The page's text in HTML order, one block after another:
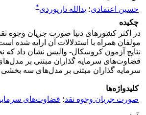
حسین اعتمادی؛ یدالله تاریوردی*
چکیده
در اکثر کشورهای دنیا صورت جریان وجوه
مولفان همراه با استدلالات آن ارایه شده
نتایج آزمون‌ کروسکال- والیس نشان داد که
قضاوت‌های سرمایه گذاران مبتنی بر
سرمایه گذاران مبتنی بر مدل‌های سه بخشی
کلیدواژه‌ها
صورت جریان وجوه نقد؛ قضاوت‌های